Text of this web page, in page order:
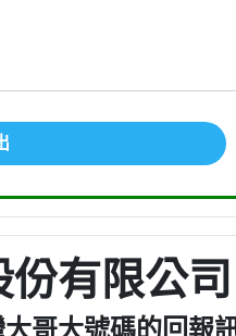
有限公司
哥大號碼的回報